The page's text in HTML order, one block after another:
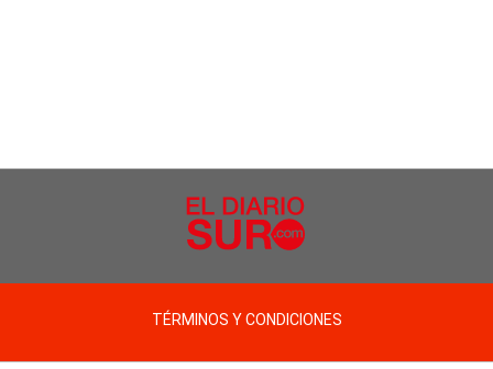
TÉRMINOS Y CONDICIONES